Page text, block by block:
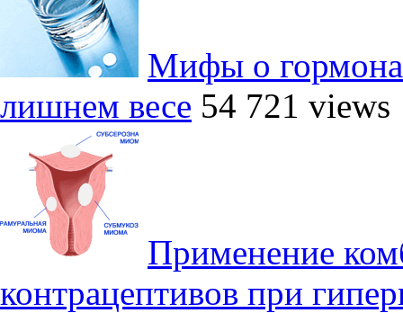
Мифы о
лишнем весе 54 721 views
Применение
контрацептивов при